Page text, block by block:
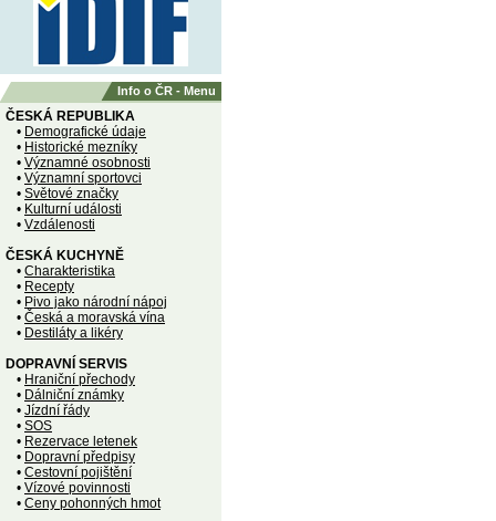
Info o ČR - Menu
ČESKÁ REPUBLIKA
• Demografické údaje
• Historické mezníky
• Významné osobnosti
• Významní sportovci
• Světové značky
• Kulturní události
• Vzdálenosti
ČESKÁ KUCHYNĚ
• Charakteristika
• Recepty
• Pivo jako národní nápoj
• Česká a moravská vína
• Destiláty a likéry
DOPRAVNÍ SERVIS
• Hraniční přechody
• Dálniční známky
• Jízdní řády
• SOS
• Rezervace letenek
• Dopravní předpisy
• Cestovní pojištění
• Vízové povinnosti
• Ceny pohonných hmot